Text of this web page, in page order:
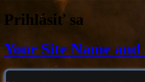
Prihlásiť sa
Your Site Name